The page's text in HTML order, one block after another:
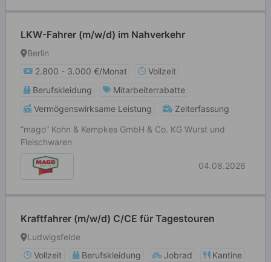
LKW-Fahrer (m/w/d) im Nahverkehr
Berlin
2.800 - 3.000 €/Monat
Vollzeit
Berufskleidung
Mitarbeiterrabatte
Vermögenswirksame Leistung
Zeiterfassung
“mago” Kohn & Kempkes GmbH & Co. KG Wurst und
Fleischwaren
04.08.2026
Kraftfahrer (m/w/d) C/CE für Tagestouren
Ludwigsfelde
Vollzeit
Berufskleidung Jobrad
Kantine